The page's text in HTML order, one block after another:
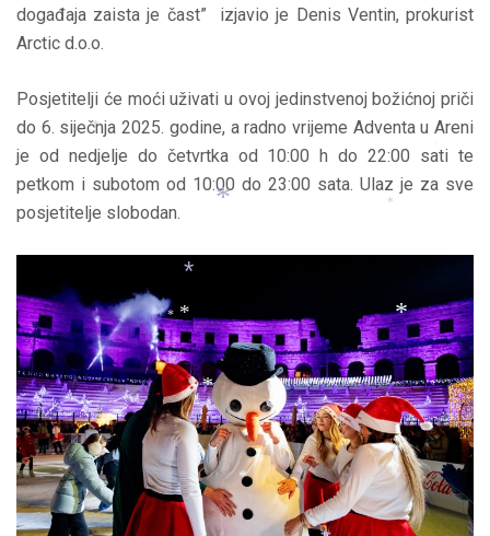
događaja zaista je čast” izjavio je Denis Ventin, prokurist
Arctic d.o.o.
Posjetitelji će moći uživati u ovoj jedinstvenoj božićnoj priči
do 6. siječnja 2025. godine, a radno vrijeme Adventa u Areni
je od nedjelje do četvrtka od 10:00 h do 22:00 sati te
petkom i subotom od 10:00 do 23:00 sata. Ulaz je za sve
posjetitelje slobodan.
*
*
*
*
*
*
*
*
*